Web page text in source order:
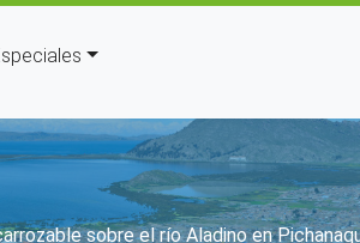
sobre el río Aladino en